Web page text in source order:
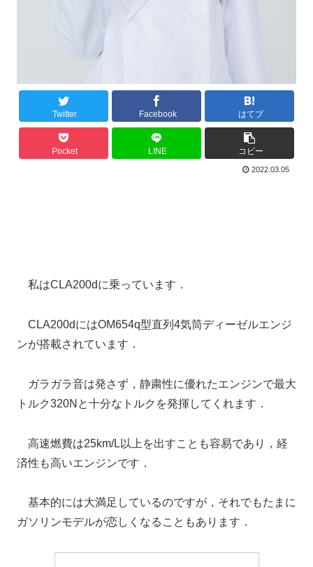
Twitter Facebook はてブ
Pocket LINE コピー
2022.03.05
私はCLA200dに乗っています．
CLA200dにはOM654q型直列4気筒ディーゼルエンジ
ンが搭載されています．
ガラガラ音は発さず，静粛性に優れたエンジンで最大
トルク320Nと十分なトルクを発揮してくれます．
高速燃費は25km/L以上を出すことも容易であり，経
済性も高いエンジンです．
基本的には大満足しているのですが，それでもたまに
ガソリンモデルが恋しくなることもあります．